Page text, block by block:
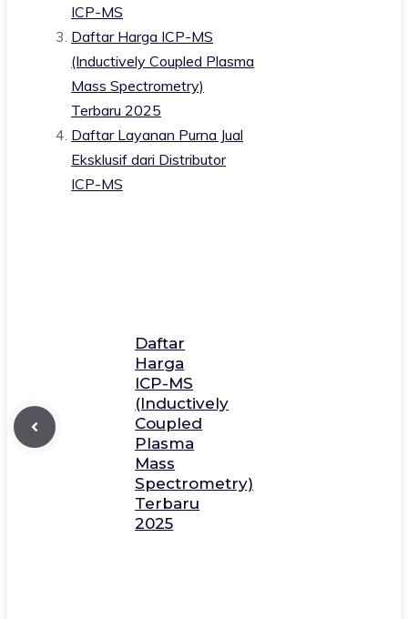
ICP-MS
Daftar Harga ICP-MS
(Inductively Coupled Plasma
Mass Spectrometry)
Terbaru 2025
Daftar Layanan Purna Jual
Eksklusif dari Distributor
ICP-MS
Daftar
Harga
ICP-MS
(Inductively
Coupled
Plasma
Mass
Spectrometry)
Terbaru
2025